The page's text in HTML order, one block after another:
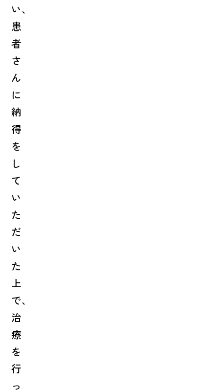
い、
患
者
さ
ん
に
納
得
を
し
て
い
た
だ
い
た
上
で、
治
療
を
行
っ